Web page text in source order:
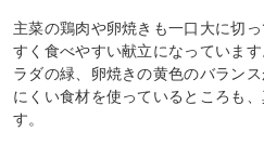
主菜の鶏肉や卵焼きも一口大に切
すく食べやすい献立になっていま
ラダの緑、卵焼きの黄色のバラン
にくい食材を使っているところも
す。